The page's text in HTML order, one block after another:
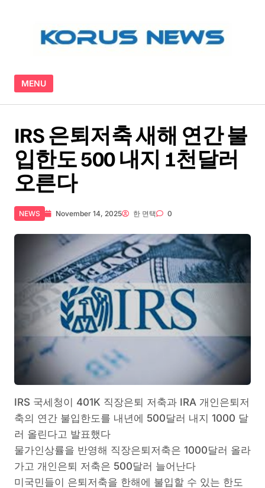
MENU
IRS 은퇴저축 새해 연간 불
입한도 500 내지 1천달러
오른다
NEWS November 14, 2025 한 면택 0
IRS 국세청이 401K 직장은퇴 저축과 IRA 개인은퇴저
축의 연간 불입한도를 내년에 500달러 내지 1000 달
러 올린다고 발표했다
물가인상률을 반영해 직장은퇴저축은 1000달러 올라
가고 개인은퇴 저축은 500달러 늘어난다
미국민들이 은퇴저축을 한해에 불입할 수 있는 한도